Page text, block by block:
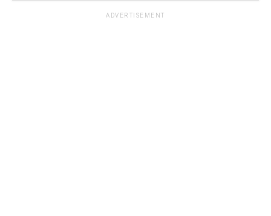
ADVERTISEMENT